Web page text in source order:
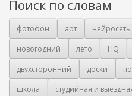
Поиск по словам
фотофон арт нейросеть
новогодний
лето HQ
двухсторонний
доски
школа
студийная и